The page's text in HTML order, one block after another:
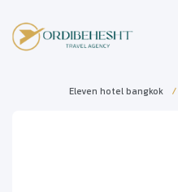
Eleven hotel bangkok